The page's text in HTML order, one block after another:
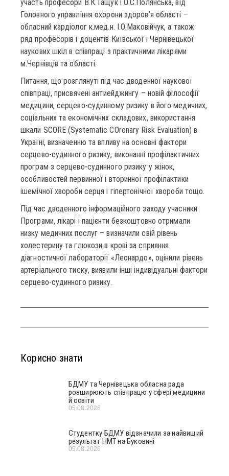
участь професори В.К.Тащук і О.С.Полянська, від
Головного управління охорони здоров’я області –
обласний кардіолог к.мед.н. І.О.Маковійчук, а також
ряд професорів і доцентів Київської і Чернівецької
наукових шкіл в співпраці з практичними лікарями
м.Чернівців та області.
Питання, що розглянуті під час дводенної наукової
співпраці, присвячені антиейджингу – новій філософії
медицини, серцево-судинному ризику в його медичних,
соціальних та економічних складових, використання
шкали SCORE (Systematic COronary Risk Evaluation) в
Україні, визначенню та впливу на основні фактори
серцево-судинного ризику, виконанні профілактичних
програм з серцево-судинного ризику у жінок,
особливостей первинної і вторинної профілактики
ішемічної хвороби серця і гіпертонічної хвороби тощо.
Під час дводенного інформаційного заходу учасники
Програми, лікарі і пацієнти безкоштовно отримали
низку медичних послуг – визначили свій рівень
холестерину та глюкози в крові за сприяння
діагностичної лабораторії «Леонардо», оцінили рівень
артеріального тиску, виявили інші індивідуальні фактори
серцево-судинного ризику.
Корисно знати
БДМУ та Чернівецька обласна рада
розширюють співпрацю у сфері медицини
й освіти
05.08.2026
Студентку БДМУ відзначили за найвищий
результат НМТ на Буковині
05.08.2026